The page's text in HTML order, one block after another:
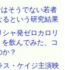
そうでない若者
るという研究結果
ャ発ゼロカロリ
飲んでみた、コ
？
・ケイジ主演映